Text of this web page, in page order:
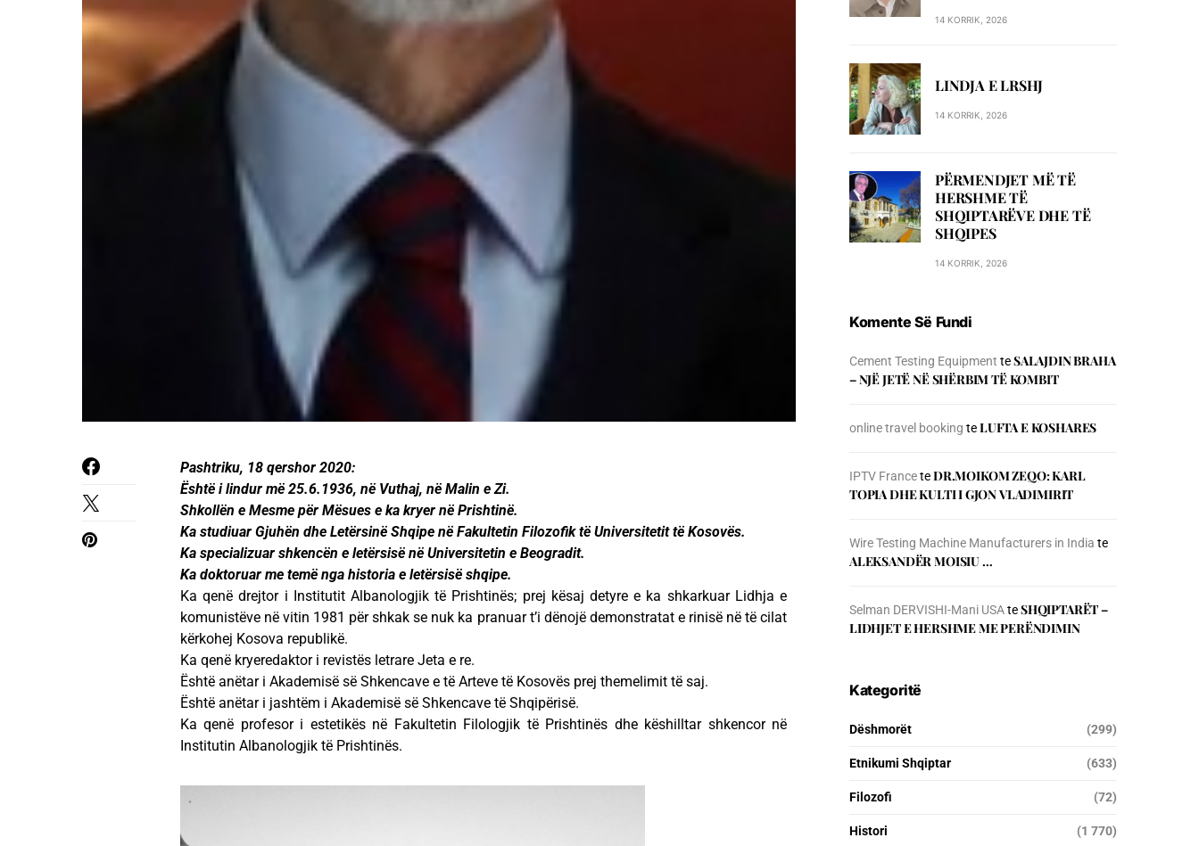
Pashtriku, 18 qershor 2020:
Është i lindur më 25.6.1936, në Vuthaj, në Malin e Zi.
Shkollën e Mesme për Mësues e ka kryer në Prishtinë.
Ka studiuar Gjuhën dhe Letërsinë Shqipe në Fakultetin Filozofik të Universitetit të Kosovës.
Ka specializuar shkencën e letërsisë në Universitetin e Beogradit.
Ka doktoruar me temë nga historia e letërsisë shqipe.
Ka qenë drejtor i Institutit Albanologjik të Prishtinës; prej kësaj detyre e ka shkarkuar Lidhja e
komunistëve në vitin 1981 për shkak se nuk ka pranuar t’i dënojë demonstratat e rinisë në të cilat
kërkohej Kosova republikë.
Ka qenë kryeredaktor i revistës letrare Jeta e re.
Është anëtar i Akademisë së Shkencave e të Arteve të Kosovës prej themelimit të saj.
Është anëtar i jashtëm i Akademisë së Shkencave të Shqipërisë.
Ka qenë profesor i estetikës në Fakultetin Filologjik të Prishtinës dhe këshilltar shkencor në
Institutin Albanologjik të Prishtinës.
14 KORRIK, 2026
LINDJA E LRSHJ
14 KORRIK, 2026
PËRMENDJET MË TË
HERSHME TË
SHQIPTARËVE DHE TË
SHQIPES
14 KORRIK, 2026
Komente Së Fundi
Cement Testing Equipment teSALAJDIN BRAHA
– NJЁ JETЁ NЁ SHЁRBIM TЁ KOMBIT
online travel booking teLUFTA E KOSHARES
IPTV FranceteDR.MOIKOM ZEQO: KARL
TOPIA DHE KULTI I GJON VLADIMIRIT
Wire Testing Machine Manufacturers in India te
ALEKSANDËR MOISIU …
Selman DERVISHI-Mani USAteSHQIPTARËT –
LIDHJET E HERSHME ME PERËNDIMIN
Kategoritë
Dëshmorët (299)
Etnikumi Shqiptar (633)
Filozofi (72)
Histori (1 770)